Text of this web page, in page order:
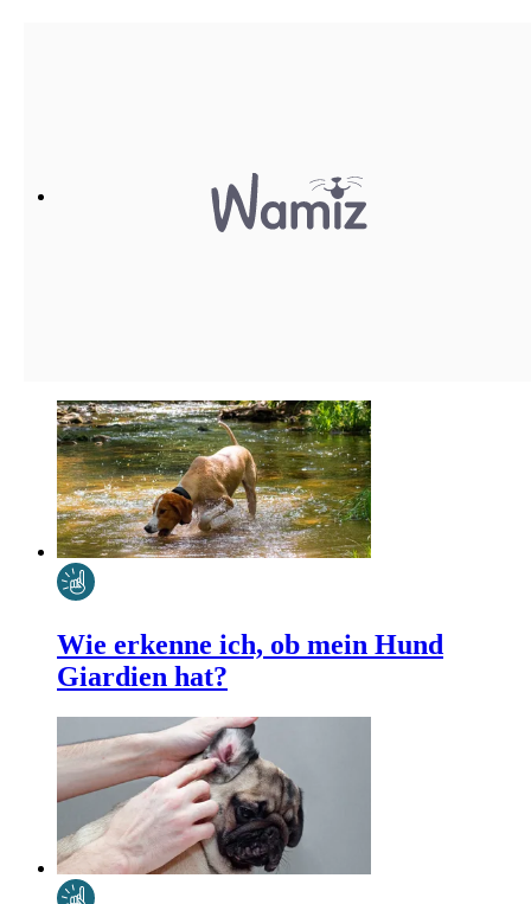
Wie erkenne ich, ob mein Hund
Giardien hat?